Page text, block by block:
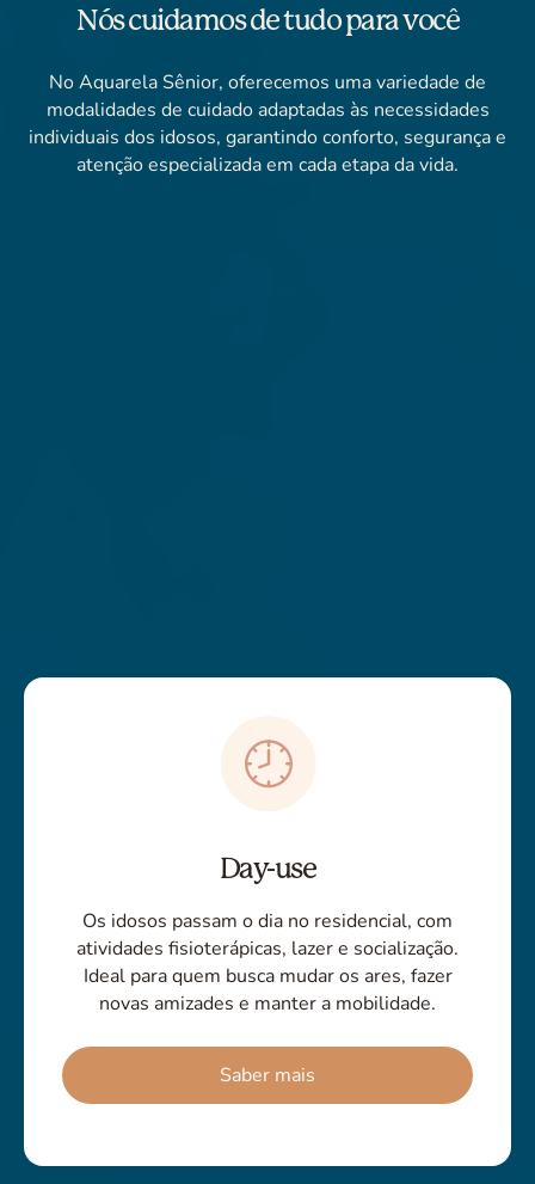
Nós cuidamos de tudo para você
No Aquarela Sênior, oferecemos uma variedade de
modalidades de cuidado adaptadas às necessidades
individuais dos idosos, garantindo conforto, segurança e
atenção especializada em cada etapa da vida.
Day-use
Os idosos passam o dia no residencial, com
atividades fisioterápicas, lazer e socialização.
Ideal para quem busca mudar os ares, fazer
novas amizades e manter a mobilidade.
Saber mais